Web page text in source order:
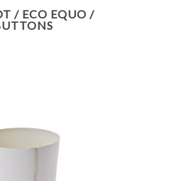
/ ECO EQUO /